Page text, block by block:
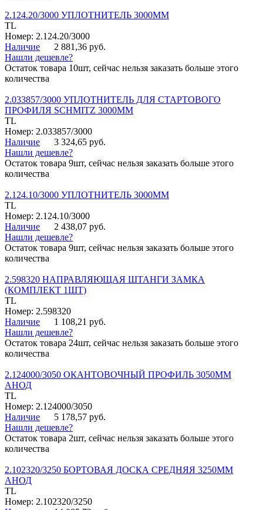
2.124.20/3000 УПЛОТНИТЕЛЬ 3000ММ
TL
Номер: 2.124.20/3000
Наличие
2 881,36 руб.
Нашли дешевле?
Остаток товара 10шт, сейчас нельзя заказать больше этого
количества
2.033857/3000 УПЛОТНИТЕЛЬ ДЛЯ СТАРТОВОГО
ПРОФИЛЯ SCHMITZ 3000ММ
TL
Номер: 2.033857/3000
Наличие
3 324,65 руб.
Нашли дешевле?
Остаток товара 9шт, сейчас нельзя заказать больше этого
количества
2.124.10/3000 УПЛОТНИТЕЛЬ 3000ММ
TL
Номер: 2.124.10/3000
Наличие
2 438,07 руб.
Нашли дешевле?
Остаток товара 9шт, сейчас нельзя заказать больше этого
количества
2.598320 НАПРАВЛЯЮЩАЯ ШТАНГИ ЗАМКА
(КОМПЛЕКТ 1ШТ)
TL
Номер: 2.598320
Наличие
1 108,21 руб.
Нашли дешевле?
Остаток товара 24шт, сейчас нельзя заказать больше этого
количества
2.124000/3050 ОКАНТОВОЧНЫЙ ПРОФИЛЬ 3050ММ
АНОД
TL
Номер: 2.124000/3050
Наличие
5 178,57 руб.
Нашли дешевле?
Остаток товара 2шт, сейчас нельзя заказать больше этого
количества
2.102320/3250 БОРТОВАЯ ДОСКА СРЕДНЯЯ 3250ММ
АНОД
TL
Номер: 2.102320/3250